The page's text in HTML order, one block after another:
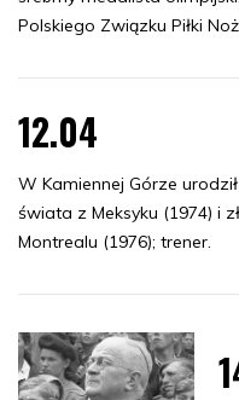
Polskiego Związku Piłki
12.04
W Kamiennej Górze
świata z Meksyku (1974) i
Montrealu (1976); trener.